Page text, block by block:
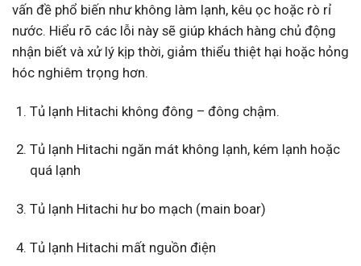
vấn đề phổ biến như không làm lạnh, kêu ọc hoặc rò rỉ
nước. Hiểu rõ các lỗi này sẽ giúp khách hàng chủ động
nhận biết và xử lý kịp thời, giảm thiểu thiệt hại hoặc hỏng
hóc nghiêm trọng hơn.
Tủ lạnh Hitachi không đông – đông chậm.
Tủ lạnh Hitachi ngăn mát không lạnh, kém lạnh hoặc
quá lạnh
Tủ lạnh Hitachi hư bo mạch (main boar)
Tủ lạnh Hitachi mất nguồn điện